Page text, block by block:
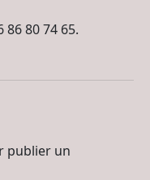
80 74 65.
publier un